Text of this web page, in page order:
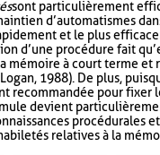
sont particulièrement
d’automatismes
et le plus
d’une procédure fait
mémoire à court terme et
1988). De plus,
recommandée pour fixer
devient
procédurales
relatives à la